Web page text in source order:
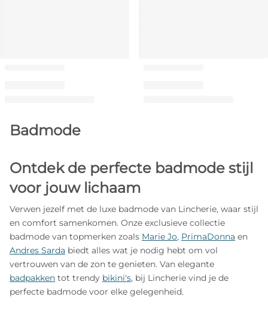
Badmode
Ontdek de perfecte badmode stijl
voor jouw lichaam
Verwen jezelf met de luxe badmode van Lincherie, waar stijl
en comfort samenkomen. Onze exclusieve collectie
badmode van topmerken zoals Marie Jo, PrimaDonna en
Andres Sarda biedt alles wat je nodig hebt om vol
vertrouwen van de zon te genieten. Van elegante
badpakken tot trendy bikini's, bij Lincherie vind je de
perfecte badmode voor elke gelegenheid.